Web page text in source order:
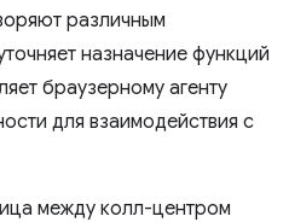
различным
назначение функций
браузерному агенту
для взаимодействия с
между колл-центром